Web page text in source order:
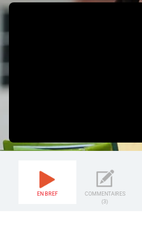
EN BREF
COMMENTAIRES
(3)